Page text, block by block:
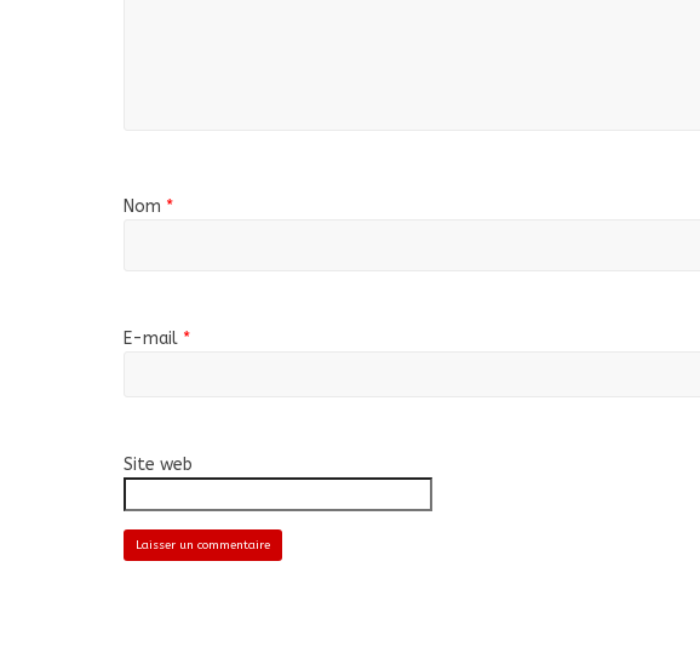
Nom *
E-mail *
Site web